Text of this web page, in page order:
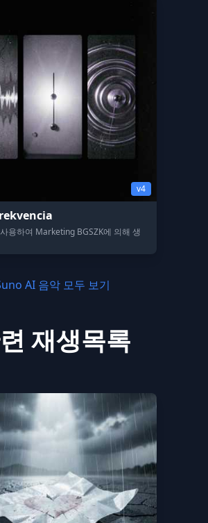
v4
용하여 Marketing BGSZK에 의해 생
AI 음악 모두 보기
재생목록